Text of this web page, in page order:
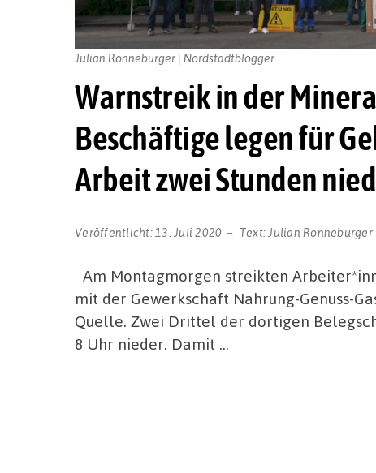
Warnstreik in der
Beschäftige legen für
Arbeit zwei Stunden
Veröffentlicht: 13. Juli 2020 Text: Julian Ronneburger
Julian Ronneburger | Nordstadtblogger
Am Montagmorgen streikten
mit der Gewerkschaft Nahrung-Genuss-
Quelle. Zwei Drittel der dortigen
8 Uhr nieder. Damit …